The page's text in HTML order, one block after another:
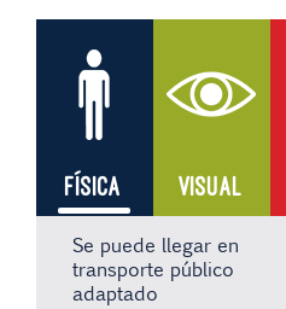
FÍSICA VISUAL
Se puede llegar en
transporte público
adaptado